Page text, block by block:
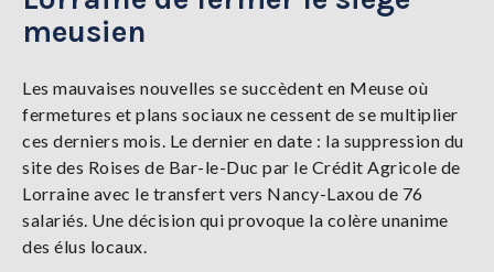
connecter
S'abonner
meusien
Les mauvaises nouvelles se succèdent en Meuse où
fermetures et plans sociaux ne cessent de se multiplier
ces derniers mois. Le dernier en date : la suppression du
site des Roises de Bar-le-Duc par le Crédit Agricole de
Lorraine avec le transfert vers Nancy-Laxou de 76
salariés. Une décision qui provoque la colère unanime
des élus locaux.